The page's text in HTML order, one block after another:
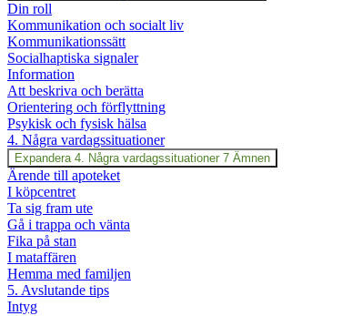
Din roll
Kommunikation och socialt liv
Kommunikationssätt
Socialhaptiska signaler
Information
Att beskriva och berätta
Orientering och förflyttning
Psykisk och fysisk hälsa
4. Några vardagssituationer
Expandera 4. Några vardagssituationer 7 Ämnen
Ärende till apoteket
I köpcentret
Ta sig fram ute
Gå i trappa och vänta
Fika på stan
I mataffären
Hemma med familjen
5. Avslutande tips
Intyg